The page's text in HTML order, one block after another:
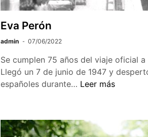
Eva Perón
admin 07/06/2022
Se cumplen 75 años del viaje oficial
Llegó un 7 de junio de 1947 y
españoles durante… Eva
Leer más